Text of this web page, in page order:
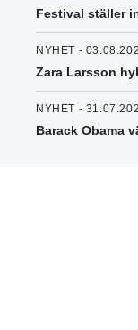
Festival ställer
NYHET -
Zara Larsson
NYHET -
Barack Obama